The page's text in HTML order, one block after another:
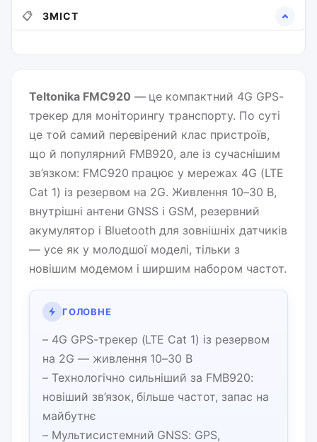
📋 ЗМІСТ
Teltonika FMC920 — це компактний 4G GPS-
трекер для моніторингу транспорту. По суті
це той самий перевірений клас пристроїв,
що й популярний FMB920, але із сучаснішим
зв’язком: FMC920 працює у мережах 4G (LTE
Cat 1) із резервом на 2G. Живлення 10–30 В,
внутрішні антени GNSS і GSM, резервний
акумулятор і Bluetooth для зовнішніх датчиків
— усе як у молодшої моделі, тільки з
новішим модемом і ширшим набором частот.
ГОЛОВНЕ
– 4G GPS-трекер (LTE Cat 1) із резервом
на 2G — живлення 10–30 В
– Технологічно сильніший за FMB920:
новіший зв’язок, більше частот, запас на
майбутнє
– Мультисистемний GNSS: GPS,